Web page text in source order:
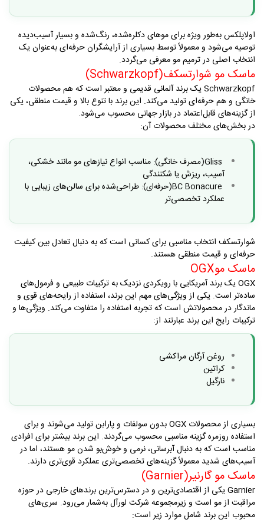
اولاپلکس به‌طور ویژه برای موهای دکلره‌شده، رنگ‌شده و بسیار آسیب‌دیده
توصیه می‌شود و معمولاً توسط بسیاری از آرایشگران حرفه‌ای به‌عنوان یک
انتخاب اصلی در ترمیم مو معرفی می‌گردد.
ماسک مو شوارتسکف(Schwarzkopf)
Schwarzkopfیک برند آلمانی قدیمی و معتبر است که هم محصولات
خانگی و هم حرفه‌ای تولید می‌کند. این برند با تنوع بالا و قیمت منطقی، یکی
از گزینه‌های قابل‌اعتماد در بازار جهانی محسوب می‌شود.
در بخش‌های مختلف محصولات آن:
Gliss(مصرف خانگی): مناسب انواع نیازهای مو مانند خشکی،
آسیب، ریزش یا شکنندگی
BC Bonacure(حرفه‌ای): طراحی‌شده برای سالن‌های زیبایی با
عملکرد تخصصی‌تر
شوارتسکف انتخاب مناسبی برای کسانی است که به دنبال تعادل بین کیفیت
حرفه‌ای و قیمت منطقی هستند.
ماسک موOGX
OGXیک برند آمریکایی با رویکردی نزدیک به ترکیبات طبیعی و فرمول‌های
ساده‌تر است. یکی از ویژگی‌های مهم این برند، استفاده از رایحه‌های قوی و
ماندگار در محصولاتش است که تجربه استفاده را متفاوت می‌کند. ویژگی‌ها و
ترکیبات رایج این برند عبارتند از:
روغن آرگان مراکشی
کراتین
نارگیل
بسیاری از محصولات OGXبدون سولفات و پارابن تولید می‌شوند و برای
استفاده روزمره گزینه مناسبی محسوب می‌گردند. این برند بیشتر برای افرادی
مناسب است که به دنبال آبرسانی، نرمی و خوش‌بو شدن مو هستند، اما در
آسیب‌های شدید معمولاً گزینه‌های تخصصی‌تری عملکرد قوی‌تری دارند.
ماسک مو گارنیر(Garnier)
Garnierیکی از اقتصادی‌ترین و در دسترس‌ترین برندهای خارجی در حوزه
مراقبت از مو است و زیرمجموعه شرکت لورآل به‌شمار می‌رود. سری‌های
محبوب این برند شامل موارد زیر است: